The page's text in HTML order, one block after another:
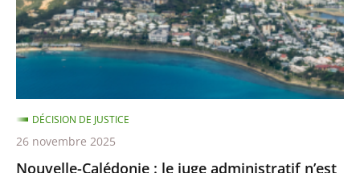
administratif
n’est
pas
pour
se
prononcer
Nouvelle-Calédonie : le juge administratif n’est
DÉCISION DE JUSTICE
26 novembre 2025